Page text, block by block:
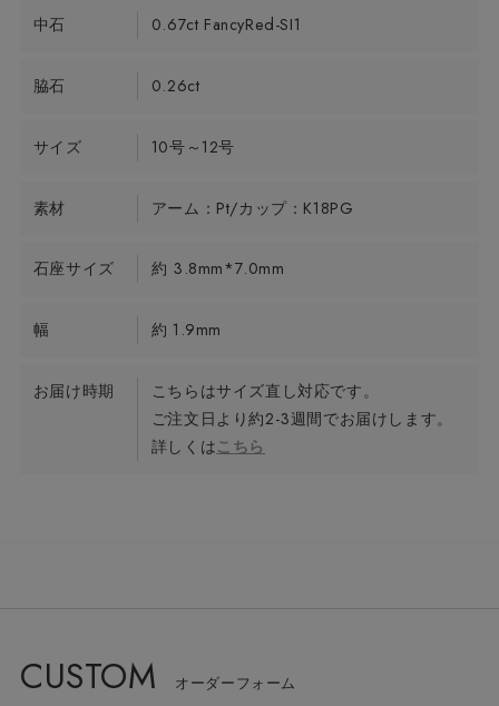
中石 0.67ct FancyRed-SI1
脇石 0.26ct
サイズ 10号～12号
素材 アーム：Pt/カップ：K18PG
石座サイズ 約 3.8mm*7.0mm
幅 約 1.9mm
お届け時期
こちらはサイズ直し対応です。
ご注文日より約2-3週間でお届けします。
詳しくはこちら
CUSTOM